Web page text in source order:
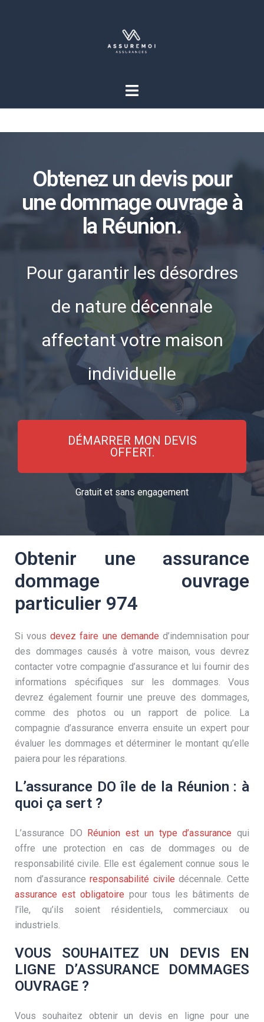
Obtenez un devis pour
une dommage ouvrage à
la Réunion.
Pour garantir les désordres
de nature décennale
affectant votre maison
individuelle
DÉMARRER MON DEVIS
OFFERT.
Gratuit et sans engagement
Obtenir une assurance
dommage ouvrage
particulier 974
Si vousdevez faire une demande d’indemnisation pour
des dommages causés à votre maison, vous devrez
contacter votre compagnie d’assurance et lui fournir des
informations spécifiques sur les dommages. Vous
devrez également fournir une preuve des dommages,
comme des photos ou un rapport de police. La
compagnie d’assurance enverra ensuite un expert pour
évaluer les dommages et déterminer le montant qu’elle
paiera pour les réparations.
L’assurance DO île de la Réunion : à
quoi ça sert ?
L’assurance DO Réunion est un type d’assurance qui
offre une protection en cas de dommages ou de
responsabilité civile. Elle est également connue sous le
nom d’assuranceresponsabilité civile décennale. Cette
assurance est obligatoire pour tous les bâtiments de
l’île, qu’ils soient résidentiels, commerciaux ou
industriels.
VOUS SOUHAITEZ UN DEVIS EN
LIGNE D’ASSURANCE DOMMAGES
OUVRAGE ?
Vous souhaitez obtenir un devis en ligne pour une